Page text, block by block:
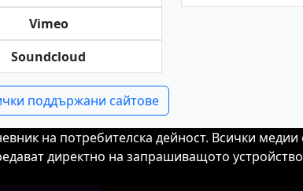
Vimeo
Soundcloud
поддържани сайтове
на потребителска дейност. Всички медии
директно на запрашиващото